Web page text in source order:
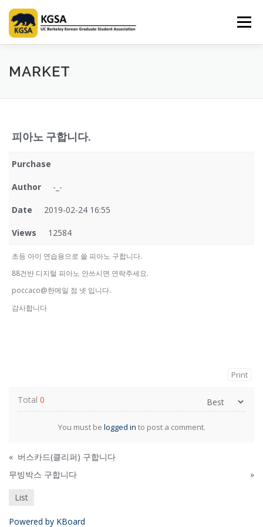
content
Menu
HOME ABOUT US
MARKET
피아노 구합니다.
Purchase
Author -_-
Date 2019-02-24 16:55
Views 12584
초등 아이 연습용으로 쓸 피아노 구합니다.
88건반 디지털 피아노 안쓰시면 연락주세요.
poccaco@한메일 점 넷 입니다.
감사합니다
Print
Total 0
You must be logged in to post a comment.
« 버스카드(클리퍼) 구합니다
무빙박스 구합니다
»
List
Powered by KBoard